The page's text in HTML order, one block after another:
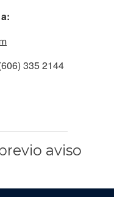
335 2144
aviso